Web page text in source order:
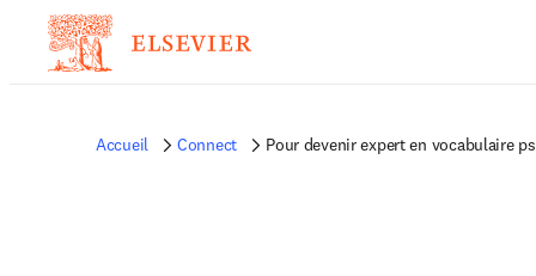
Accueil Connect Pour devenir expert en vocabulaire